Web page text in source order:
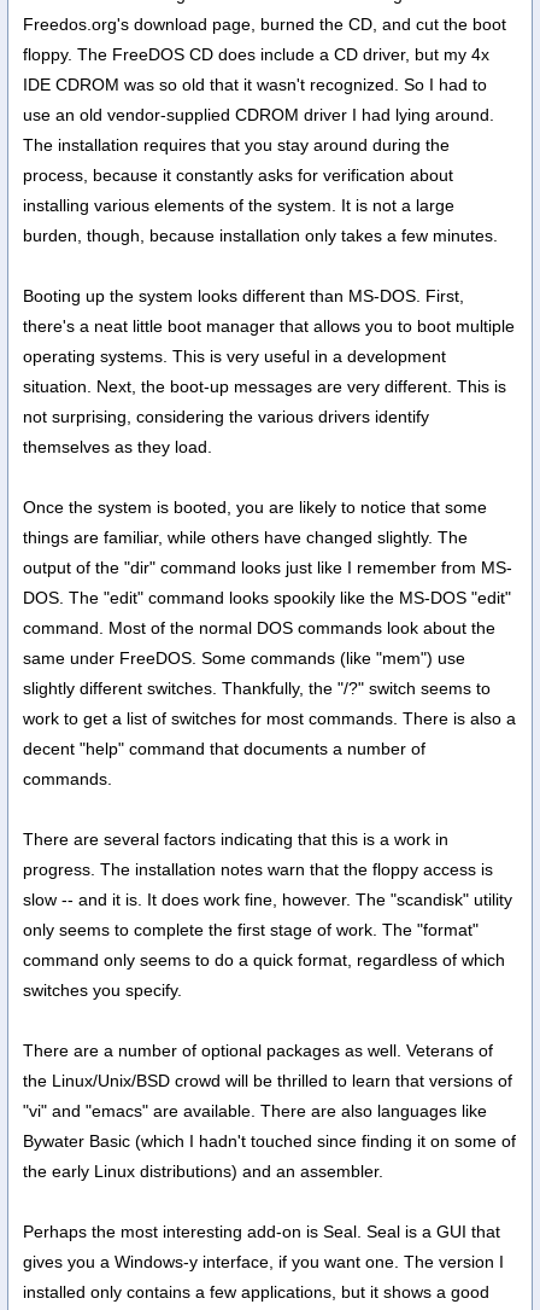
Freedos.org's download page, burned the CD, and cut the boot
floppy. The FreeDOS CD does include a CD driver, but my 4x
IDE CDROM was so old that it wasn't recognized. So I had to
use an old vendor-supplied CDROM driver I had lying around.
The installation requires that you stay around during the
process, because it constantly asks for verification about
installing various elements of the system. It is not a large
burden, though, because installation only takes a few minutes.
Booting up the system looks different than MS-DOS. First,
there's a neat little boot manager that allows you to boot multiple
operating systems. This is very useful in a development
situation. Next, the boot-up messages are very different. This is
not surprising, considering the various drivers identify
themselves as they load.
Once the system is booted, you are likely to notice that some
things are familiar, while others have changed slightly. The
output of the "dir" command looks just like I remember from MS-
DOS. The "edit" command looks spookily like the MS-DOS "edit"
command. Most of the normal DOS commands look about the
same under FreeDOS. Some commands (like "mem") use
slightly different switches. Thankfully, the "/?" switch seems to
work to get a list of switches for most commands. There is also a
decent "help" command that documents a number of
commands.
There are several factors indicating that this is a work in
progress. The installation notes warn that the floppy access is
slow -- and it is. It does work fine, however. The "scandisk" utility
only seems to complete the first stage of work. The "format"
command only seems to do a quick format, regardless of which
switches you specify.
There are a number of optional packages as well. Veterans of
the Linux/Unix/BSD crowd will be thrilled to learn that versions of
"vi" and "emacs" are available. There are also languages like
Bywater Basic (which I hadn't touched since finding it on some of
the early Linux distributions) and an assembler.
Perhaps the most interesting add-on is Seal. Seal is a GUI that
gives you a Windows-y interface, if you want one. The version I
installed only contains a few applications, but it shows a good